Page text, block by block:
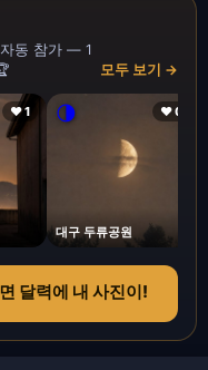
자동 참가 — 1
모두 보기 →
❤ 1 🌗 ❤ 0
대구 두류공원
달력에 내 사진이!